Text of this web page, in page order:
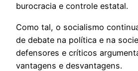
burocracia e controle estatal.
Como tal, o socialismo
de debate na política e na
defensores e críticos
vantagens e desvantagens.